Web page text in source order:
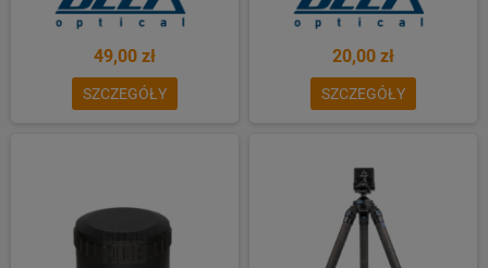
49,00 zł
SZCZEGÓŁY
20,00 zł
SZCZEGÓŁY